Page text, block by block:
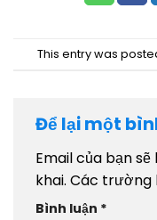
This entry was
Để lại một
Email của bạn
khai. Các trường
Bình luận *